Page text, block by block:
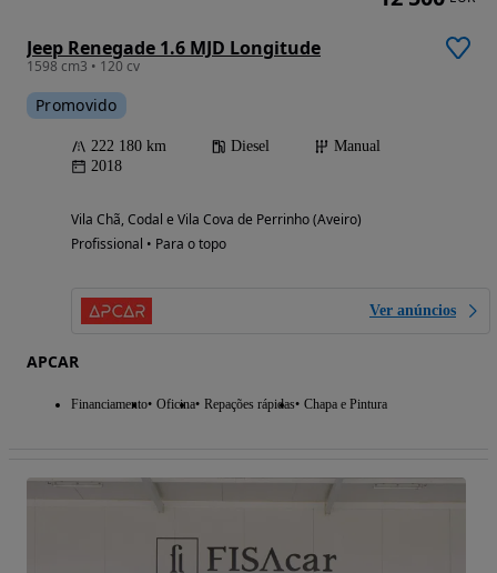
Jeep Renegade 1.6 MJD Longitude
1598 cm3 • 120 cv
Promovido
222 180 km Diesel
Manual
2018
Vila Chã, Codal e Vila Cova de Perrinho (Aveiro)
Profissional • Para o topo
Ver anúncios
APCAR
Financiamento Oficina Repações rápidas Chapa e Pintura